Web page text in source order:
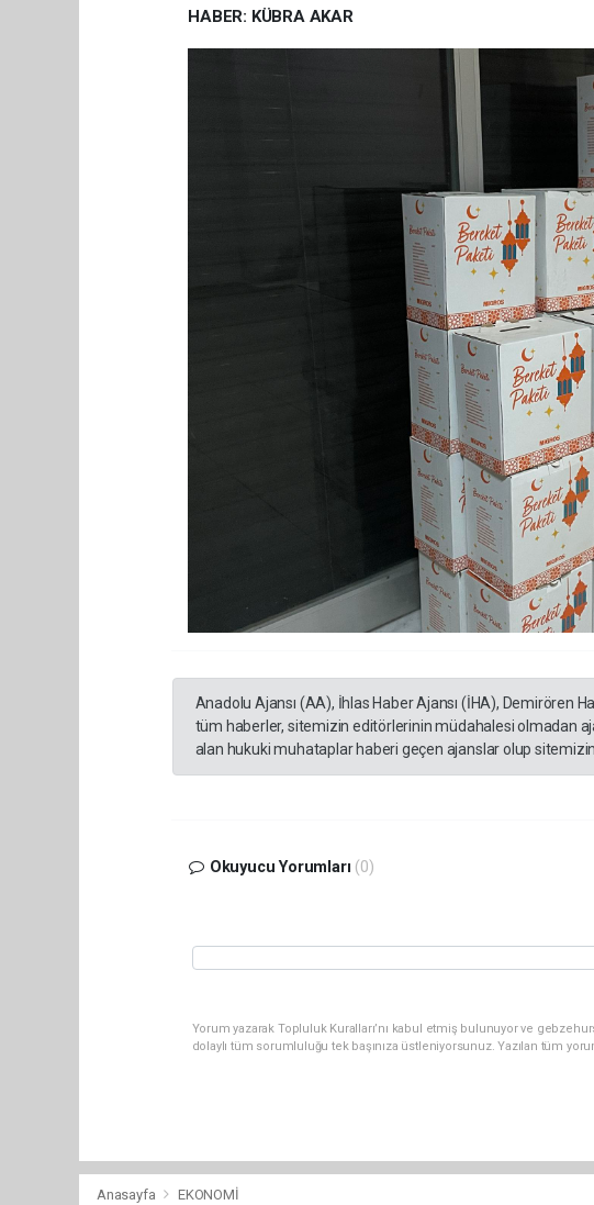
HABER: KÜBRA AKAR
Anadolu Ajansı (AA), İhlas Haber Ajansı (İHA), Demirören
tüm haberler, sitemizin editörlerinin müdahalesi olmadan
alan hukuki muhataplar haberi geçen ajanslar olup
Okuyucu Yorumları (0)
Yorum yazarak Topluluk Kuralları’nı kabul etmiş bulunuyor ve
dolaylı tüm sorumluluğu tek başınıza üstleniyorsunuz. Yazılan tüm
Anasayfa EKONOMİ